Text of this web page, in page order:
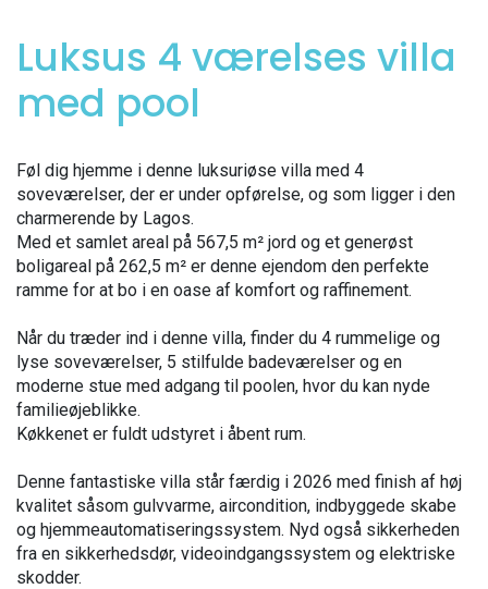
Luksus 4 værelses villa
med pool
Føl dig hjemme i denne luksuriøse villa med 4
soveværelser, der er under opførelse, og som ligger i den
charmerende by Lagos.
Med et samlet areal på 567,5 m² jord og et generøst
boligareal på 262,5 m² er denne ejendom den perfekte
ramme for at bo i en oase af komfort og raffinement.
Når du træder ind i denne villa, finder du 4 rummelige og
lyse soveværelser, 5 stilfulde badeværelser og en
moderne stue med adgang til poolen, hvor du kan nyde
familieøjeblikke.
Køkkenet er fuldt udstyret i åbent rum.
Denne fantastiske villa står færdig i 2026 med finish af høj
kvalitet såsom gulvvarme, aircondition, indbyggede skabe
og hjemmeautomatiseringssystem. Nyd også sikkerheden
fra en sikkerhedsdør, videoindgangssystem og elektriske
skodder.